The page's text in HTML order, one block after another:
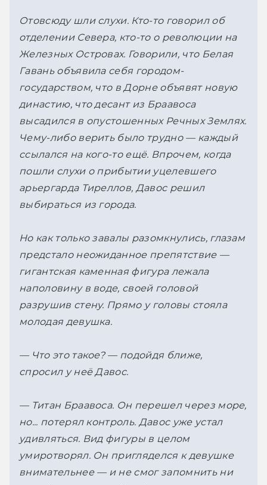
Отовсюду шли слухи. Кто-то говорил об
отделении Севера, кто-то о революции на
Железных Островах. Говорили, что Белая
Гавань объявила себя городом-
государством, что в Дорне объявят новую
династию, что десант из Браавоса
высадился в опустошенных Речных Землях.
Чему-либо верить было трудно — каждый
ссылался на кого-то ещё. Впрочем, когда
пошли слухи о прибытии уцелевшего
арьергарда Тиреллов, Давос решил
выбираться из города.
Но как только завалы разомкнулись, глазам
предстало неожиданное препятствие —
гигантская каменная фигура лежала
наполовину в воде, своей головой
разрушив стену. Прямо у головы стояла
молодая девушка.
— Что это такое? — подойдя ближе,
спросил у неё Давос.
— Титан Браавоса. Он перешел через море,
но... потерял контроль. Давос уже устал
удивляться. Вид фигуры в целом
умиротворял. Он пригляделся к девушке
внимательнее — и не смог запомнить ни